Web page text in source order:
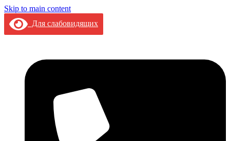
Skip to main content
Для слабовидящих